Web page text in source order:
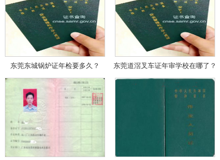
东莞东城锅炉证年检要多久？ 东莞道滘叉车证年审学校在哪了？